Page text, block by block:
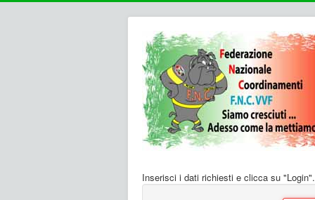
Inserisci i dati richiesti e clicca su "Login".